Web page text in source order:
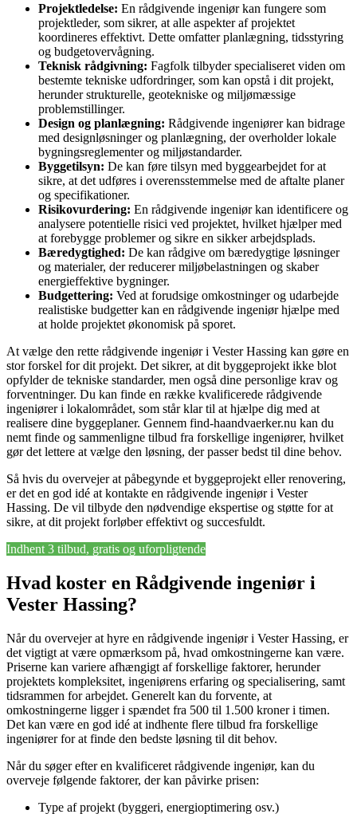
Projektledelse: En rådgivende ingeniør kan fungere som
projektleder, som sikrer, at alle aspekter af projektet
koordineres effektivt. Dette omfatter planlægning, tidsstyring
og budgetovervågning.
Teknisk rådgivning: Fagfolk tilbyder specialiseret viden om
bestemte tekniske udfordringer, som kan opstå i dit projekt,
herunder strukturelle, geotekniske og miljømæssige
problemstillinger.
Design og planlægning: Rådgivende ingeniører kan bidrage
med designløsninger og planlægning, der overholder lokale
bygningsreglementer og miljøstandarder.
Byggetilsyn: De kan føre tilsyn med byggearbejdet for at
sikre, at det udføres i overensstemmelse med de aftalte planer
og specifikationer.
Risikovurdering: En rådgivende ingeniør kan identificere og
analysere potentielle risici ved projektet, hvilket hjælper med
at forebygge problemer og sikre en sikker arbejdsplads.
Bæredygtighed: De kan rådgive om bæredygtige løsninger
og materialer, der reducerer miljøbelastningen og skaber
energieffektive bygninger.
Budgettering: Ved at forudsige omkostninger og udarbejde
realistiske budgetter kan en rådgivende ingeniør hjælpe med
at holde projektet økonomisk på sporet.
At vælge den rette rådgivende ingeniør i Vester Hassing kan gøre en
stor forskel for dit projekt. Det sikrer, at dit byggeprojekt ikke blot
opfylder de tekniske standarder, men også dine personlige krav og
forventninger. Du kan finde en række kvalificerede rådgivende
ingeniører i lokalområdet, som står klar til at hjælpe dig med at
realisere dine byggeplaner. Gennem find-haandvaerker.nu kan du
nemt finde og sammenligne tilbud fra forskellige ingeniører, hvilket
gør det lettere at vælge den løsning, der passer bedst til dine behov.
Så hvis du overvejer at påbegynde et byggeprojekt eller renovering,
er det en god idé at kontakte en rådgivende ingeniør i Vester
Hassing. De vil tilbyde den nødvendige ekspertise og støtte for at
sikre, at dit projekt forløber effektivt og succesfuldt.
Indhent 3 tilbud, gratis og uforpligtende
Hvad koster en Rådgivende ingeniør i
Vester Hassing?
Når du overvejer at hyre en rådgivende ingeniør i Vester Hassing, er
det vigtigt at være opmærksom på, hvad omkostningerne kan være.
Priserne kan variere afhængigt af forskellige faktorer, herunder
projektets kompleksitet, ingeniørens erfaring og specialisering, samt
tidsrammen for arbejdet. Generelt kan du forvente, at
omkostningerne ligger i spændet fra 500 til 1.500 kroner i timen.
Det kan være en god idé at indhente flere tilbud fra forskellige
ingeniører for at finde den bedste løsning til dit behov.
Når du søger efter en kvalificeret rådgivende ingeniør, kan du
overveje følgende faktorer, der kan påvirke prisen:
Type af projekt (byggeri, energioptimering osv.)